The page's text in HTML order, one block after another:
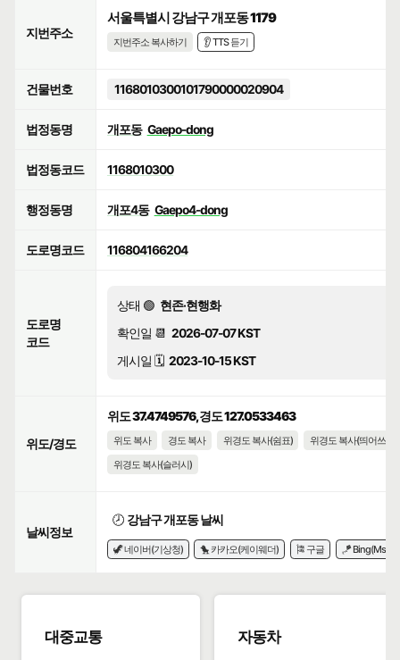
지번주소
서울특별시 강남구 개포동 1179
지번주소 복사하기 👂 TTS 듣기
건물번호 1168010300101790000020904
법정동명 개포동 Gaepo-dong
법정동코드 1168010300
행정동명 개포4동 Gaepo4-dong
도로명코드 116804166204
도로명
코드
상태 🟢 현존·현행화
확인일 📆 2026-07-07 KST
게시일 🗓️ 2023-10-15 KST
위도/경도
위도 37.4749576, 경도 127.0533463
위도 복사 경도 복사 위경도 복사(쉼표)
위경도 복사(띄어쓰기)
위경도 복사(슬러시)
날씨정보
🕗 강남구 개포동 날씨
🦖 네이버(기상청) 🐤 카카오(케이웨더) 🎏 구글 🪁 Bing(Msn)
대중교통
자동차